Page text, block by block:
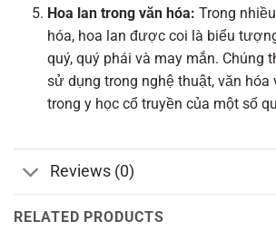
Hoa lan trong văn hóa: Trong
hóa, hoa lan được coi là biểu
quý, quý phái và may mắn. Chúng
sử dụng trong nghệ thuật, văn hóa
trong y học cổ truyền của một số
Reviews (0)
RELATED PRODUCTS